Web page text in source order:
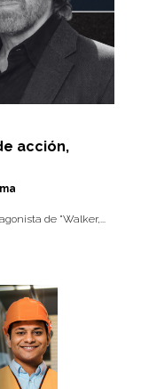
acción,
de "Walker,...